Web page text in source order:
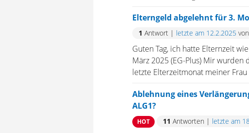
Elterngeld abgelehnt für 3.
1 Antwort | letzte am 12.2.2025
Guten Tag, ich hatte Elternzeit
März 2025 (EG-Plus) Mir
letzte Elterzeitmonat meiner
Ablehnung eines
ALG1?
HOT 11 Antworten | letzte am